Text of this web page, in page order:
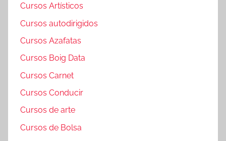
Cursos Artísticos
Cursos autodirigidos
Cursos Azafatas
Cursos Boig Data
Cursos Carnet
Cursos Conducir
Cursos de arte
Cursos de Bolsa